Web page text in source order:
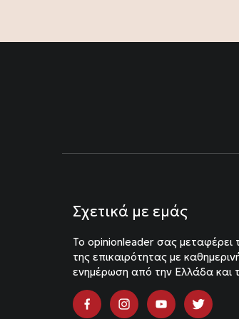
Σχετικά με εμάς
To opinionleader σας μεταφέρει
της επικαιρότητας με
ενημέρωση από την Ελλάδα και